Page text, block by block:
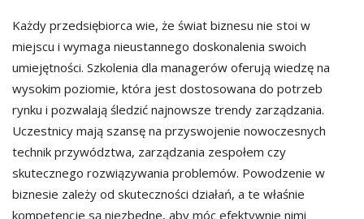
Każdy przedsiębiorca wie, że świat biznesu nie stoi w
miejscu i wymaga nieustannego doskonalenia swoich
umiejętności. Szkolenia dla managerów oferują wiedzę na
wysokim poziomie, która jest dostosowana do potrzeb
rynku i pozwalają śledzić najnowsze trendy zarządzania.
Uczestnicy mają szansę na przyswojenie nowoczesnych
technik przywództwa, zarządzania zespołem czy
skutecznego rozwiązywania problemów. Powodzenie w
biznesie zależy od skuteczności działań, a te właśnie
kompetencje są niezbędne, aby móc efektywnie nimi